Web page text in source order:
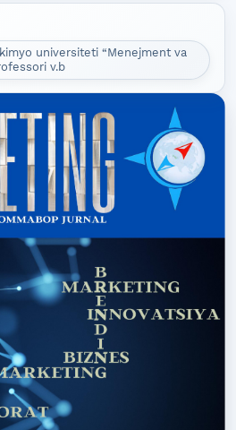
universiteti “Menejment va
v.b